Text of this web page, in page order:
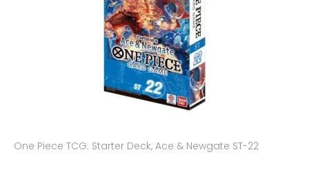
One Piece TCG: Starter Deck, Ace & Newgate ST-22